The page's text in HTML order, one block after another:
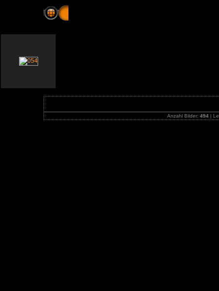
Anzahl Bilder: 494|